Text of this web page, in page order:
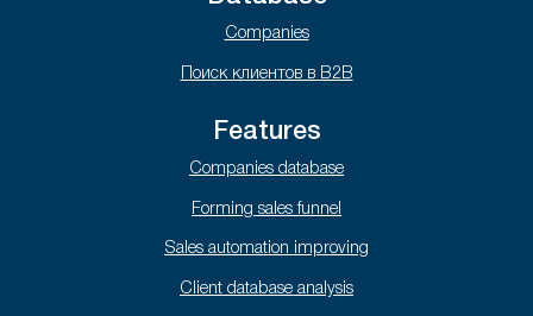
Companies
Поиск клиентов в B2B
Features
Companies database
Forming sales funnel
Sales automation improving
Client database analysis